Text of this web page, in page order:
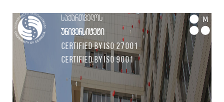
საქართველოს
უნივერსიტეტი
Certified by ISO 27001
Certified by ISO 9001
M